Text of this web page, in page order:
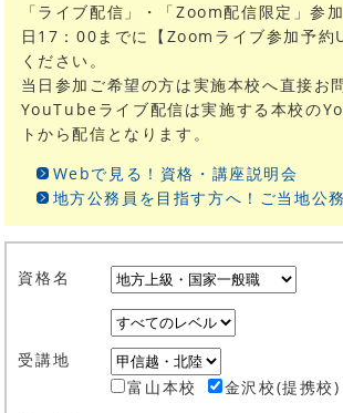
「ライブ配信」・「Zoom配信限定」参
日17：00までに【Zoomライブ参加予約
ください。
当日参加ご希望の方は実施本校へ直接お
YouTubeライブ配信は実施する本校の
トから配信となります。
Webで見る！資格・講座説明会
地方公務員を目指す方へ！ご当地公
資格名
受講地
富山本校
金沢校(提携校)